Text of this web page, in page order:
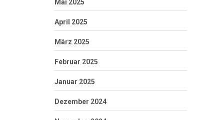
Mai 2025
April 2025
März 2025
Februar 2025
Januar 2025
Dezember 2024